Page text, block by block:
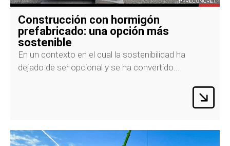
Construcción con hormigón
prefabricado: una opción más
sostenible
En un contexto en el cual la sostenibilidad ha
dejado de ser opcional y se ha convertido...